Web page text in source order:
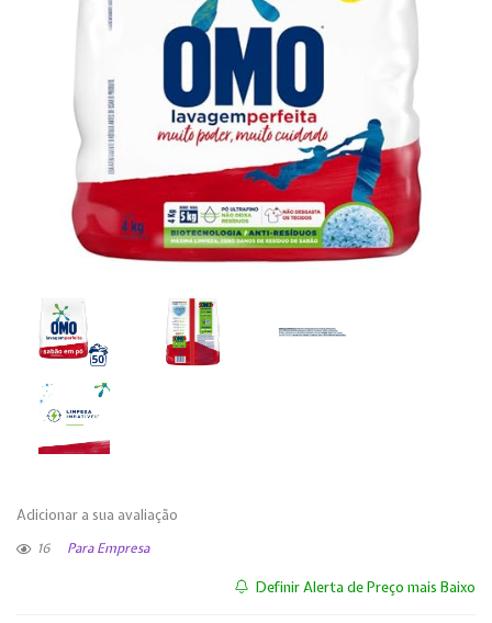
Adicionar a sua avaliação
16 Para Empresa
Definir Alerta de Preço mais Baixo